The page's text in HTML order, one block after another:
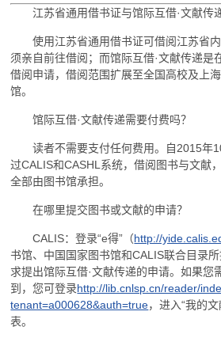
江苏省通用借书证与馆际互借·文献传
使用江苏省通用借书证可借阅江苏省
须亲自前往借阅；而馆际互借·文献传递是
借阅申请，借阅范围扩展至全国高校及上
馆。
馆际互借·文献传递需要付费吗？
读者不需要支付任何费用。自2015年
过CALIS和CASHL系统，借阅图书与文献
全部由图书馆承担。
在哪里提交图书或文献的申请？
CALIS：登录“e得”（http://
书馆、中国国家图书馆和CALIS联合目录
求提出馆际互借·文献传递的申请。如果您
到，您可登录http://lib.cnlsp.cn/reader/
tenant=a000628&auth=true，进入“我的
表。